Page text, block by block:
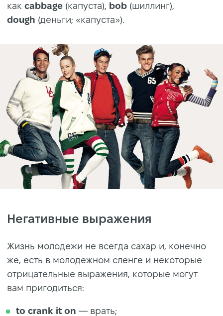
как cabbage (капуста), bob (шиллинг),
dough (деньги; «капуста»).
Негативные выражения
Жизнь молодежи не всегда сахар и, конечно
же, есть в молодежном сленге и некоторые
отрицательные выражения, которые могут
вам пригодиться:
to crank it on — врать;